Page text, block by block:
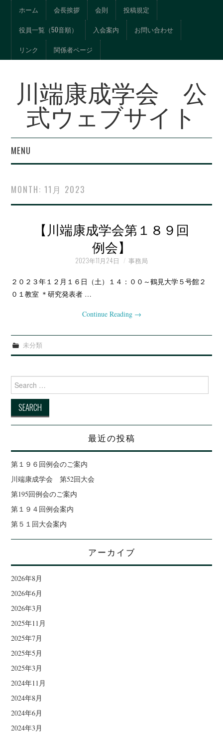
ホーム 会長挨拶 会則 投稿規定
役員一覧（50音順） 入会案内 お問い合わせ
リンク 関係者ページ
川端康成学会 公
式ウェブサイト
MENU
例会・大会の記録
MONTH:11月 2023
【川端康成学会第１８９回
例会】
2023年11月24日 事務局
２０２３年１２月１６日（土）１４：００～鶴見大学５号館２
０１教室 ＊研究発表者 …
Continue Reading →
未分類
Search for:
最近の投稿
第１９６回例会のご案内
川端康成学会 第52回大会
第195回例会のご案内
第１９４回例会案内
第５１回大会案内
アーカイブ
2026年8月
2026年6月
2026年3月
2025年11月
2025年7月
2025年5月
2025年3月
2024年11月
2024年8月
2024年6月
2024年3月